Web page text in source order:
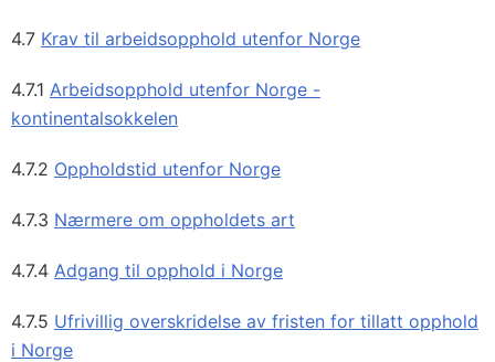
4.7 Krav til arbeidsopphold utenfor Norge
4.7.1 Arbeidsopphold utenfor Norge -
kontinentalsokkelen
4.7.2 Oppholdstid utenfor Norge
4.7.3 Nærmere om oppholdets art
4.7.4 Adgang til opphold i Norge
4.7.5 Ufrivillig overskridelse av fristen for tillatt opphold
i Norge